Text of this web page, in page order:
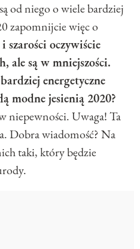
od niego o wiele bardziej
zapomnijcie więc o
szarości oczywiście
ale są w mniejszości.
energetyczne
modne jesienią 2020?
niepewności. Uwaga! Ta
Dobra wiadomość? Na
taki, który będzie